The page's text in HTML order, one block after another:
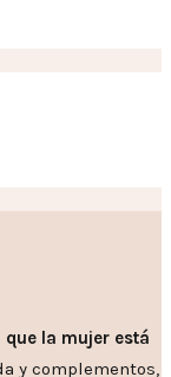
que la mujer está
y complementos,